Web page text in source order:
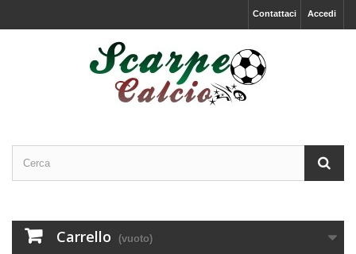
Accedi
Contattaci
Carrello (vuoto)